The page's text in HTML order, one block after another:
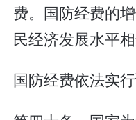
费。国防经费的
民经济发展水平相
国防经费依法实行